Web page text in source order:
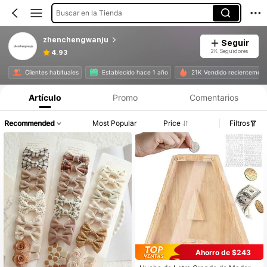
Buscar en la Tienda
zhenchengwanju
4.93
Seguir
2K Seguidores
Clientes habituales Establecido hace 1 año 21K Vendido
Artículo Promo Comentarios
Recommended Most Popular Price Filtros
Ahorro de $243